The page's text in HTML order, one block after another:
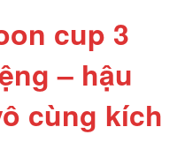
cup 3
– hậu
cùng kích